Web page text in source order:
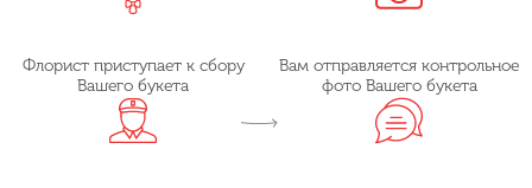
Флорист приступает к сбору
Вашего букета
Вам отправляется контрольное
фото Вашего букета